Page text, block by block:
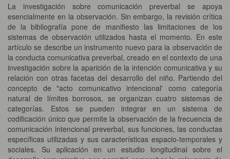
La investigación sobre comunicación preverbal se apoya
esencialmente en la observación. Sin embargo, la revisión crítica
de la bibliografía pone de manifiesto las limitaciones de los
sistemas de observación utilizados hasta el momento. En este
artículo se describe un instrumento nuevo para la observación de
la conducta comunicativa preverbal, creado en el contexto de una
investigación sobre la aparición de la intención comunicativa y su
relación con otras facetas del desarrollo del niño. Partiendo del
concepto de "acto comunicativo intencional' como categoría
natural de límites borrosos, se organizan cuatro sistemas de
categorías. Estos se pueden integrar en un sistema de
codificación único que permite la observación de la frecuencia de
comunicación intencional preverbal, sus funciones, las conductas
específicas utilizadas y sus características espacio-temporales y
sociales. Su aplicación en un estudio longitudinal sobre el